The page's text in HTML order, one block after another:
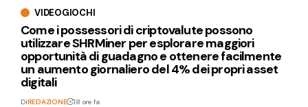
VIDEOGIOCHI
Come i possessori di criptovalute possono
utilizzare SHRMiner per esplorare maggiori
opportunità di guadagno e ottenere facilmente
un aumento giornaliero del 4% dei propri asset
digitali
DiREDAZIONE 18 ore fa